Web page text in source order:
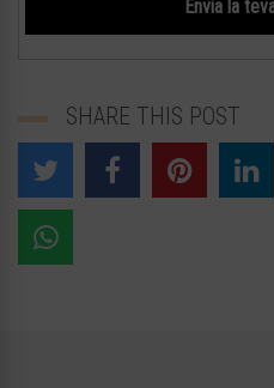
SHARE THIS POST